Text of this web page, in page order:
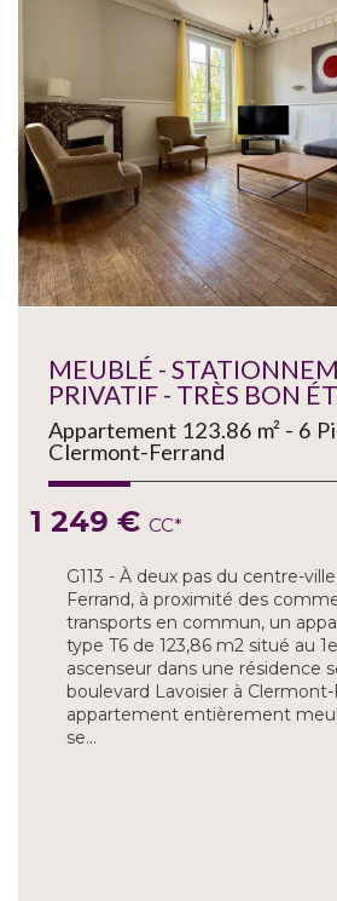
MEUBLÉ -
PRIVATIF - TRÈS BON
Appartement 123.86 m² - 6
Clermont-Ferrand
1 249 € CC*
G113 - À deux pas du centre-
Ferrand, à proximité des
transports en commun, un
type T6 de 123,86 m2 situé au
ascenseur dans une résidence
boulevard Lavoisier à Clermont-
appartement entièrement
se...